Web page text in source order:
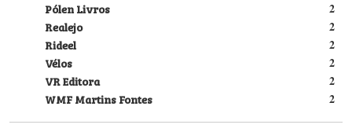
2
Pólen Livros
2
Realejo
2
Rideel
2
Vélos
2
VR Editora
2
WMF Martins Fontes